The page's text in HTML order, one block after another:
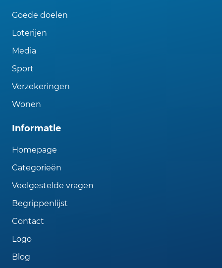
Goede doelen
Loterijen
Media
Sport
Verzekeringen
Wonen
Informatie
Homepage
Categorieën
Veelgestelde vragen
Begrippenlijst
Contact
Logo
Blog